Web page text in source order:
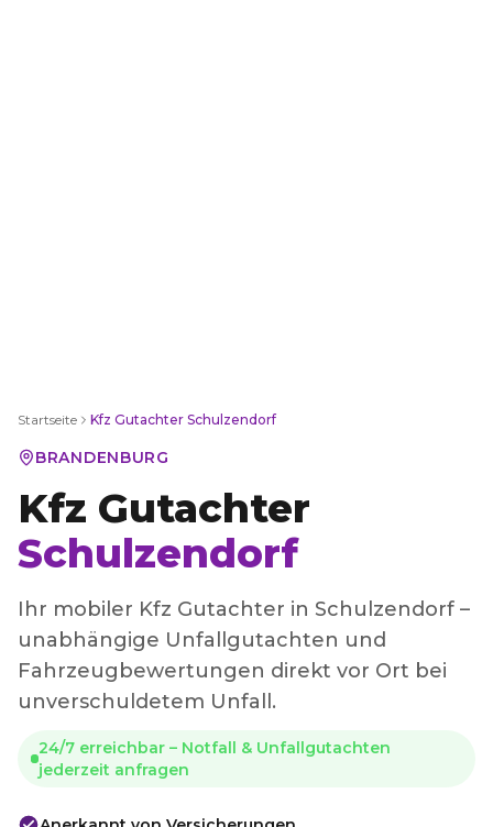
Startseite Kfz Gutachter Schulzendorf
BRANDENBURG
Kfz Gutachter
Schulzendorf
Ihr mobiler Kfz Gutachter in Schulzendorf –
unabhängige Unfallgutachten und
Fahrzeugbewertungen direkt vor Ort bei
unverschuldetem Unfall.
24/7 erreichbar – Notfall & Unfallgutachten
jederzeit anfragen